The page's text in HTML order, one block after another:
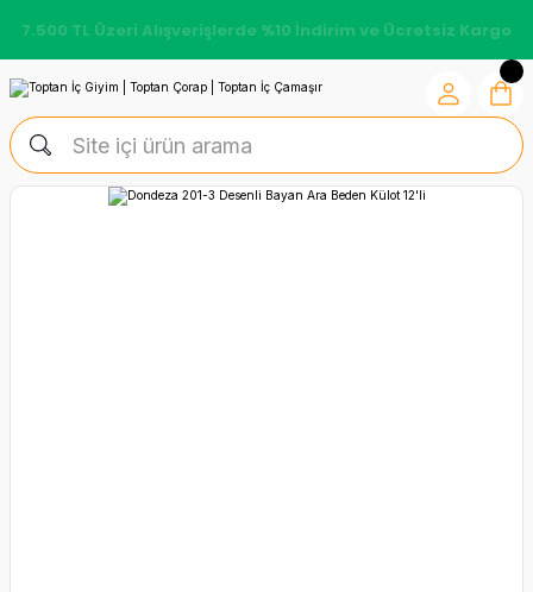
7.500 TL Üzeri Alışverişlerde %10 İndirim ve Ücretsiz Kargo